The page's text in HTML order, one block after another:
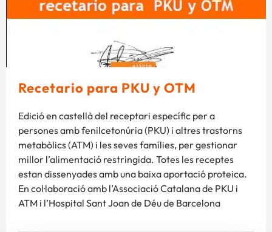
Recetario para PKU y OTM
Edició en castellà del receptari específic per a
persones amb fenilcetonúria (PKU) i altres trastorns
metabòlics (ATM) i les seves famílies, per gestionar
millor l’alimentació restringida. Totes les receptes
estan dissenyades amb una baixa aportació proteica.
En col·laboració amb l’Associació Catalana de PKU i
ATM i l’Hospital Sant Joan de Déu de Barcelona